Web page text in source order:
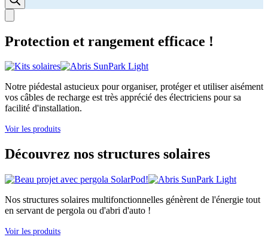
Protection et rangement efficace !
Notre piédestal astucieux pour organiser, protéger et utiliser aisément
vos câbles de recharge est très apprécié des électriciens pour sa
facilité d'installation.
Voir les produits
Découvrez nos structures solaires
Nos structures solaires multifonctionnelles génèrent de l'énergie tout
en servant de pergola ou d'abri d'auto !
Voir les produits